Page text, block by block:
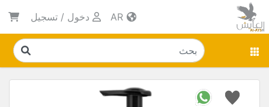
دخول / تسجيل